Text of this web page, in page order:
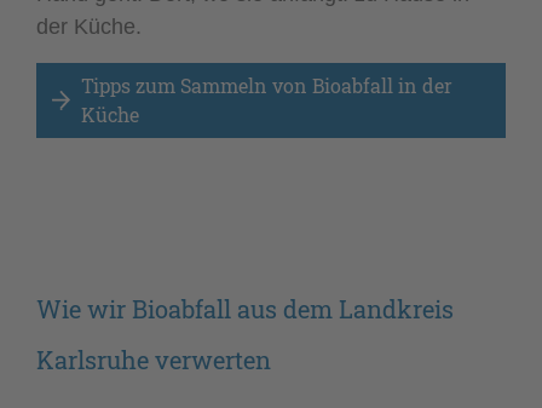
der Küche.
Tipps zum Sammeln von Bioabfall in der
Küche
Wie wir Bioabfall aus dem Landkreis
Karlsruhe verwerten